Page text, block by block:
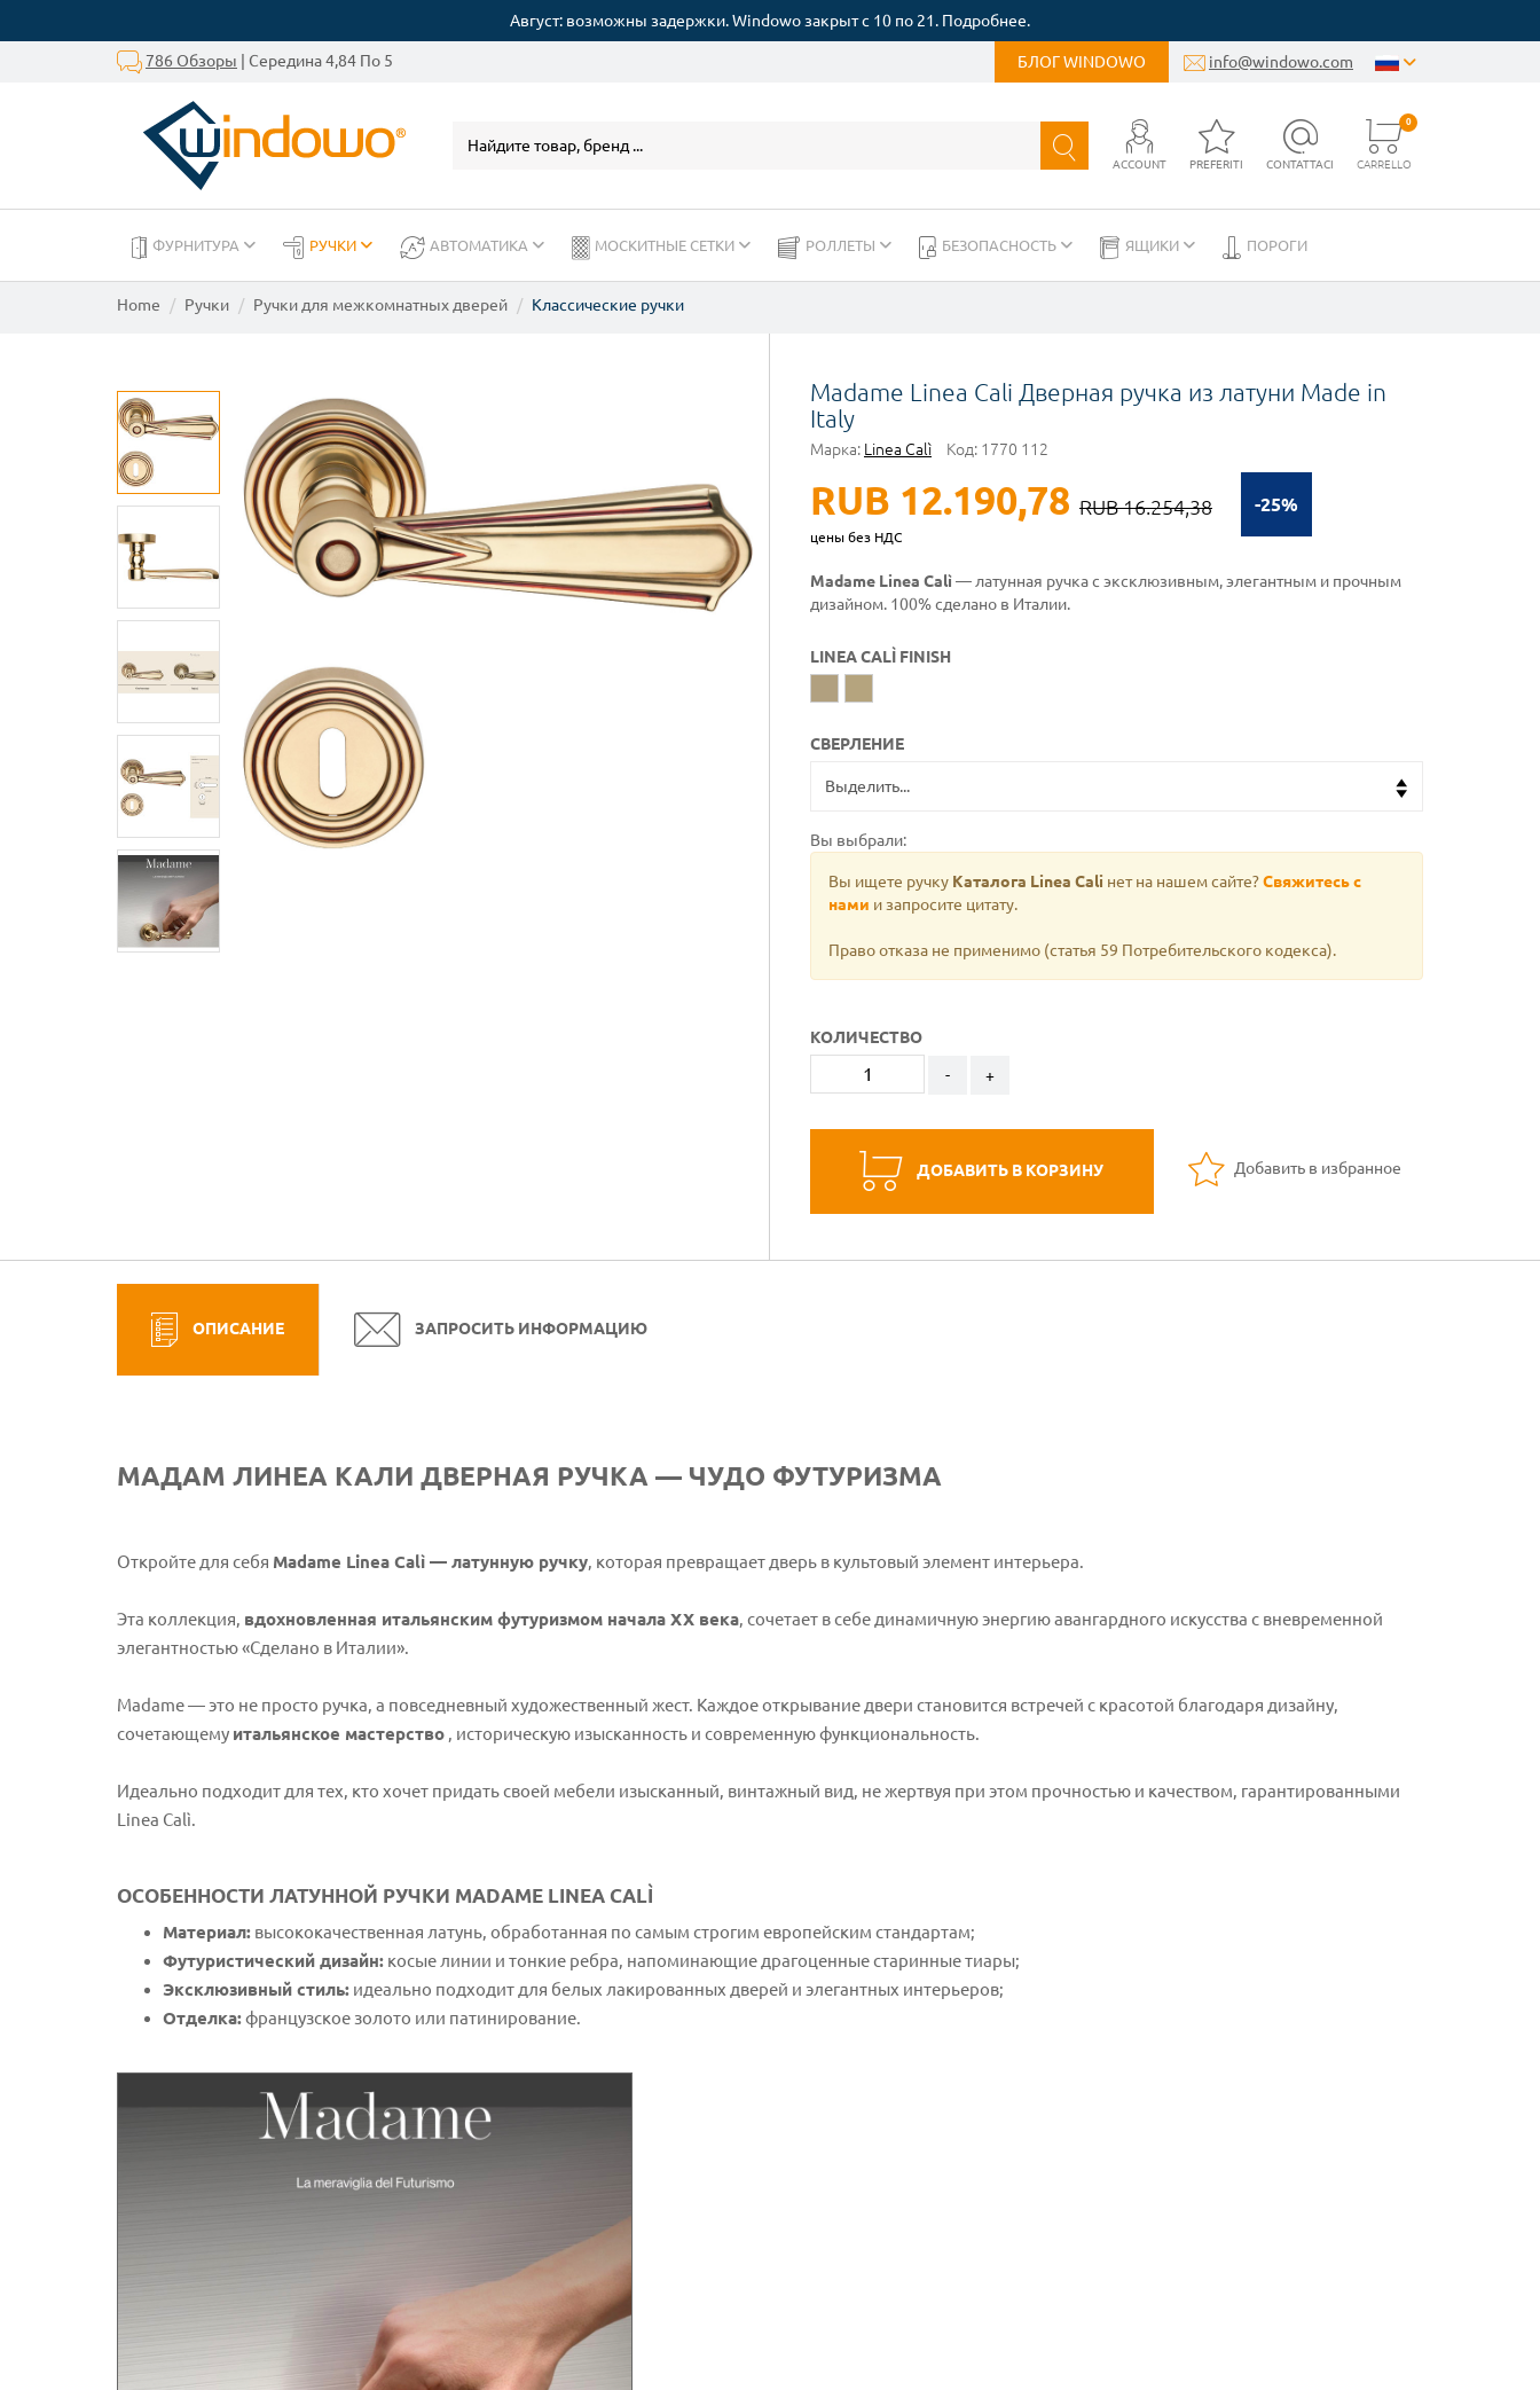
Август: возможны задержки. Windowo закрыт с 10 по 21. Подробнее.
786 Обзоры | Середина 4,84 По 5 БЛОГ WINDOWO info@windowo.com
ACCOUNT PREFERITI CONTATTACI CARRELLO
0
ФУРНИТУРА РУЧКИ АВТОМАТИКА МОСКИТНЫЕ СЕТКИ РОЛЛЕТЫ БЕЗОПАСНОСТЬ ЯЩИКИ ПОРОГИ
Home Ручки Ручки для межкомнатных дверей Классические ручки
Madame Linea Cali Дверная ручка из латуни Made in
Italy
Марка: Linea Calì Код: 1770 112
-25%
RUB 12.190,78 RUB 16.254,38
цены без НДС
Madame Linea Calì— латунная ручка с эксклюзивным, элегантным и прочным
дизайном. 100% сделано в Италии.
LINEA CALÌ FINISH
СВЕРЛЕНИЕ
Вы выбрали:
Вы ищете ручку Каталога Linea Cali нет на нашем сайте?Свяжитесь с
нами и запросите цитату.
Право отказа не применимо (статья 59 Потребительского кодекса).
КОЛИЧЕСТВО
- +
ДОБАВИТЬ В КОРЗИНУ Добавить в избранное
ОПИСАНИЕ ЗАПРОСИТЬ ИНФОРМАЦИЮ
МАДАМ ЛИНЕА КАЛИ ДВЕРНАЯ РУЧКА — ЧУДО ФУТУРИЗМА
Откройте для себя Madame Linea Calì — латунную ручку, которая превращает дверь в культовый элемент интерьера.
Эта коллекция, вдохновленная итальянским футуризмом начала ХХ века, сочетает в себе динамичную энергию авангардного искусства с вневременной
элегантностью «Сделано в Италии».
Madame — это не просто ручка, а повседневный художественный жест. Каждое открывание двери становится встречей с красотой благодаря дизайну,
сочетающему итальянское мастерство , историческую изысканность и современную функциональность.
Идеально подходит для тех, кто хочет придать своей мебели изысканный, винтажный вид, не жертвуя при этом прочностью и качеством, гарантированными
Linea Calì.
ОСОБЕННОСТИ ЛАТУННОЙ РУЧКИ MADAME LINEA CALÌ
Материал: высококачественная латунь, обработанная по самым строгим европейским стандартам;
Футуристический дизайн: косые линии и тонкие ребра, напоминающие драгоценные старинные тиары;
Эксклюзивный стиль: идеально подходит для белых лакированных дверей и элегантных интерьеров;
Отделка:французское золото или патинирование.